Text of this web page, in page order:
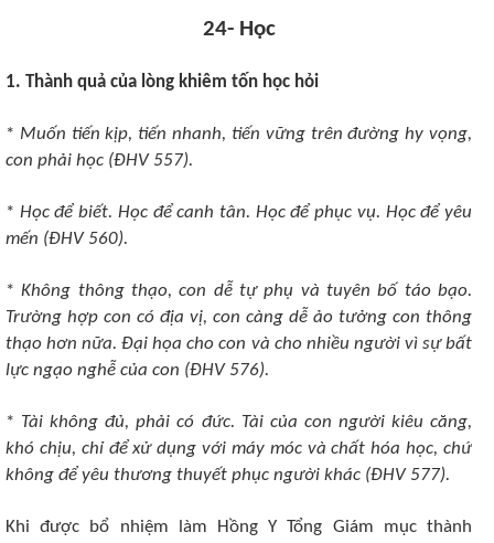
24- Học
1. Thành quả của lòng khiêm tốn học hỏi
* Muốn tiến kịp, tiến nhanh, tiến vững trên đường hy vọng,
con phải học (ÐHV 557).
* Học để biết. Học để canh tân. Học để phục vụ. Học để yêu
mến (ÐHV 560).
*Không thông thạo, con dễ tự phụ và tuyên bố táo bạo.
Trường hợp con có địa vị, con càng dễ ảo tưởng con thông
thạo hơn nữa. Ðại họa cho con và cho nhiều người vì sự bất
lực ngạo nghễ của con (ÐHV 576).
* Tài không đủ, phải có đức. Tài của con người kiêu căng,
khó chịu, chỉ để xử dụng với máy móc và chất hóa học, chứ
không để yêu thương thuyết phục người khác (ÐHV 577).
Khi được bổ nhiệm làm Hồng Y Tổng Giám mục thành